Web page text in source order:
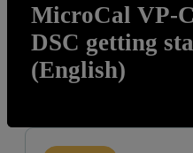
MicroCal VP-
DSC getting
(English)